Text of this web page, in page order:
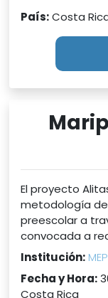
País:Costa
El proyecto
metodología
preescolar a
convocada a
Institución: MEP
Fecha y Hora:
Costa Rica